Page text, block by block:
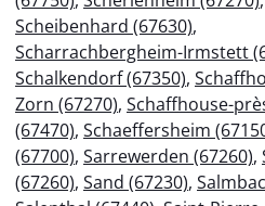
Scheibenhard (67630),
Scharrachbergheim-Irmstett
Schalkendorf (67350),
Zorn (67270), Schaffhouse-
(67470), Schaeffersheim
(67700), Sarrewerden (67260),
(67260), Sand (67230),